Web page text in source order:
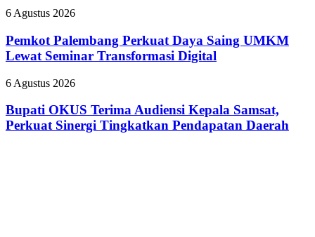
BPJS
Predikat
Pemkot
Perkuat
Daya
Saing
Lewat
Transformasi
Digital
6 Agustus 2026
Pemkot Palembang Perkuat Daya Saing UMKM
Lewat Seminar Transformasi Digital
Bupati
Terima
Audiensi
Kepala
6 Agustus 2026
Bupati OKUS Terima Audiensi Kepala Samsat,
Perkuat Sinergi Tingkatkan Pendapatan Daerah